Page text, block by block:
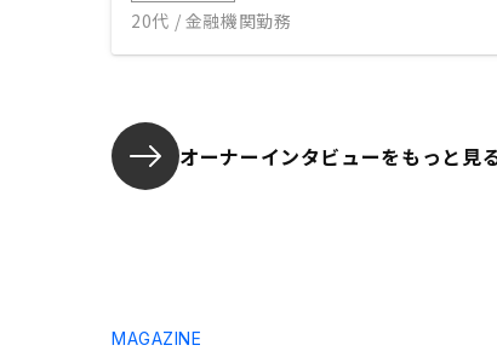
20代 / 金融機関勤務
オーナーインタビューをもっと見
MAGAZINE